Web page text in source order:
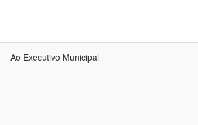
Ao Executivo Municipal